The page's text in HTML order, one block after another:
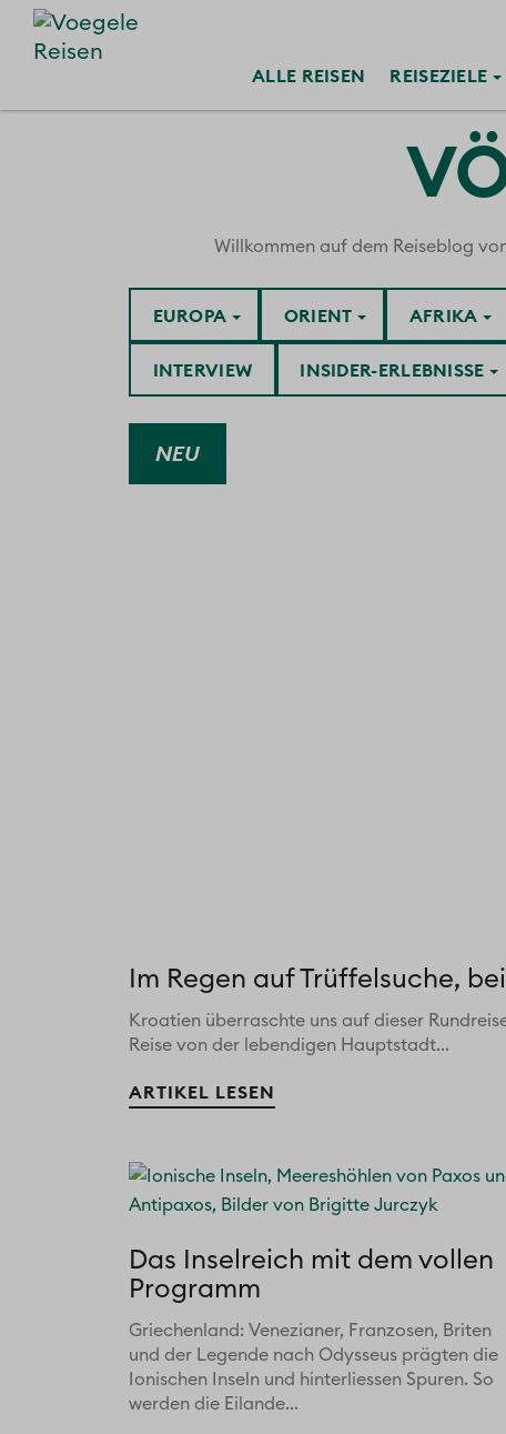
ALLE REISEN REISEZIELE
Willkommen auf dem Reiseblog
AFRIKA
EUROPA
INSIDER-ERLEBNISSE
INTERVIEW
ORIENT
NEU
Im Regen auf Trüffelsuche,
Kroatien überraschte uns auf dieser
Reise von der lebendigen Hauptstadt...
ARTIKEL LESEN
Das Inselreich mit dem vollen
Programm
Griechenland: Venezianer, Franzosen, Briten
und der Legende nach Odysseus prägten die
Ionischen Inseln und hinterliessen Spuren. So
werden die Eilande...